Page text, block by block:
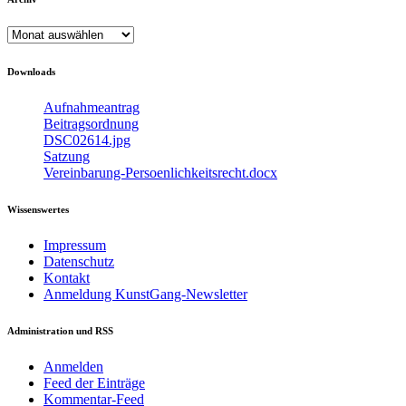
Archiv
Downloads
Aufnahmeantrag
Beitragsordnung
DSC02614.jpg
Satzung
Vereinbarung-Persoenlichkeitsrecht.docx
Wissenswertes
Impressum
Datenschutz
Kontakt
Anmeldung KunstGang-Newsletter
Administration und RSS
Anmelden
Feed der Einträge
Kommentar-Feed